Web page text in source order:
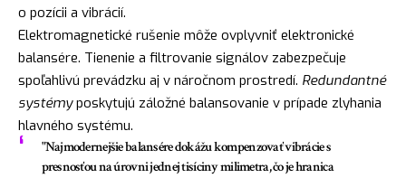
o pozícii a vibrácií.
Elektromagnetické rušenie môže ovplyvniť elektronické
balansére. Tienenie a filtrovanie signálov zabezpečuje
spoľahlivú prevádzku aj v náročnom prostredí. Redundantné
systémyposkytujú záložné balansovanie v prípade zlyhania
hlavného systému.
"Najmodernejšie balansére dokážu kompenzovať vibrácie s
presnosťou na úrovni jednej tisíciny milimetra, čo je hranica